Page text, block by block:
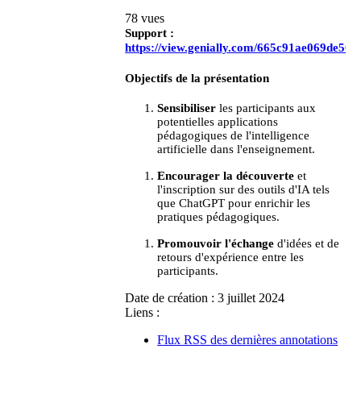
78 vues
Support :
https://view.genially.com/
Objectifs de la présentation
Sensibiliser les participants aux
potentielles applications
pédagogiques de l'intelligence
artificielle dans l'enseignement.
Encourager la découverte et
l'inscription sur des outils d'IA tels
queChatGPT pour enrichir les
pratiques pédagogiques.
Promouvoir l'échange d'idées et de
retours d'expérience entre les
participants.
Date de création : 3 juillet 2024
Liens :
Flux RSS des dernières annotations